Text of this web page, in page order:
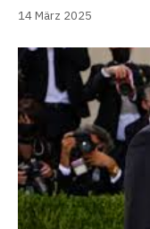
14 März 2025